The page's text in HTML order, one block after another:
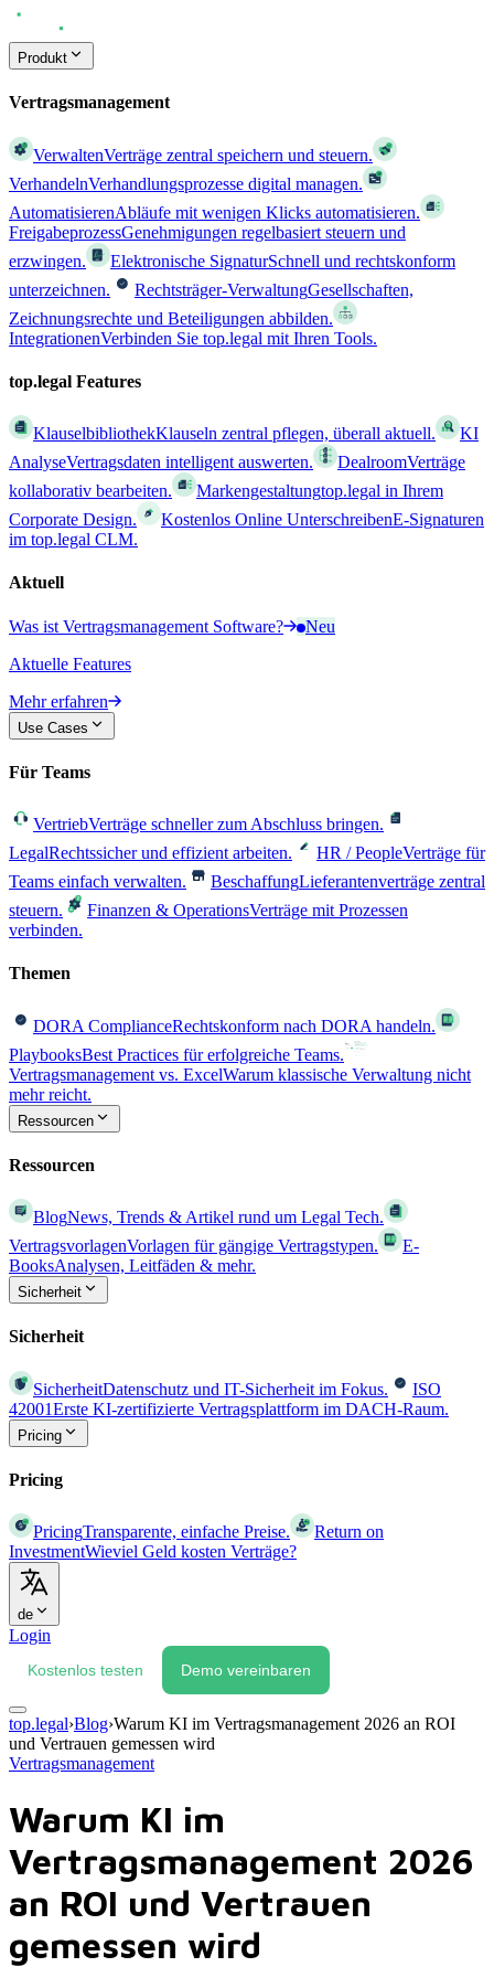
Produkt
Vertragsmanagement
VerwaltenVerträge zentral speichern und steuern.
VerhandelnVerhandlungsprozesse digital managen.
AutomatisierenAbläufe mit wenigen Klicks automatisieren.
FreigabeprozessGenehmigungen regelbasiert steuern und
erzwingen.
Elektronische SignaturSchnell und rechtskonform
unterzeichnen.
Rechtsträger-VerwaltungGesellschaften,
Zeichnungsrechte und Beteiligungen abbilden.
IntegrationenVerbinden Sie top.legal mit Ihren Tools.
top.legal Features
KlauselbibliothekKlauseln zentral pflegen, überall aktuell.
KI
AnalyseVertragsdaten intelligent auswerten. DealroomVerträge
kollaborativ bearbeiten.
Markengestaltungtop.legal in Ihrem
Corporate Design.
Kostenlos Online UnterschreibenE-Signaturen
im top.legal CLM.
Aktuell
Was ist Vertragsmanagement Software?
Neu
Aktuelle Features
Mehr erfahren
Use Cases
Für Teams
VertriebVerträge schneller zum Abschluss bringen.
LegalRechtssicher und effizient arbeiten. HR / PeopleVerträge für
Teams einfach verwalten.
BeschaffungLieferantenverträge zentral
steuern.
Finanzen & OperationsVerträge mit Prozessen
verbinden.
Themen
DORA ComplianceRechtskonform nach DORA handeln.
PlaybooksBest Practices für erfolgreiche Teams.
Vertragsmanagement vs. ExcelWarum klassische Verwaltung nicht
mehr reicht.
Ressourcen
Ressourcen
BlogNews, Trends & Artikel rund um Legal Tech.
VertragsvorlagenVorlagen für gängige Vertragstypen.
E-
BooksAnalysen, Leitfäden & mehr.
Sicherheit
Sicherheit
SicherheitDatenschutz und IT-Sicherheit im Fokus.
ISO
42001Erste KI-zertifizierte Vertragsplattform im DACH-Raum.
Pricing
Pricing
PricingTransparente, einfache Preise.
Return on
InvestmentWieviel Geld kosten Verträge?
de
Login
Kostenlos testen Demo vereinbaren
top.legal›Blog›Warum KI im Vertragsmanagement 2026 an ROI
und Vertrauen gemessen wird
Vertragsmanagement
Warum KI im
Vertragsmanagement 2026
an ROI und Vertrauen
gemessen wird